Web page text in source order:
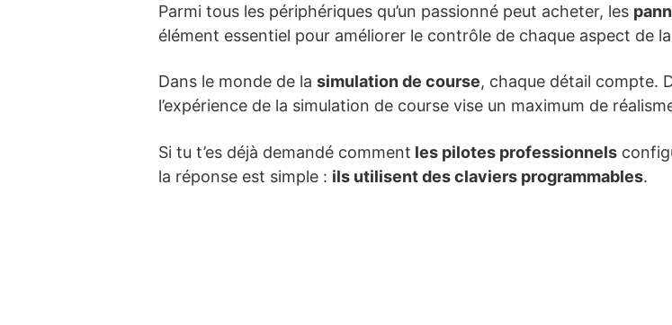
Parmi tous les périphériques qu’un passionné peut acheter, les
élément essentiel pour améliorer le contrôle de chaque aspect de
Dans le monde de la simulation de course, chaque détail compte.
l’expérience de la simulation de course vise un maximum de
Si tu t’es déjà demandé comment les pilotes professionnels
la réponse est simple : ils utilisent des claviers programmables.